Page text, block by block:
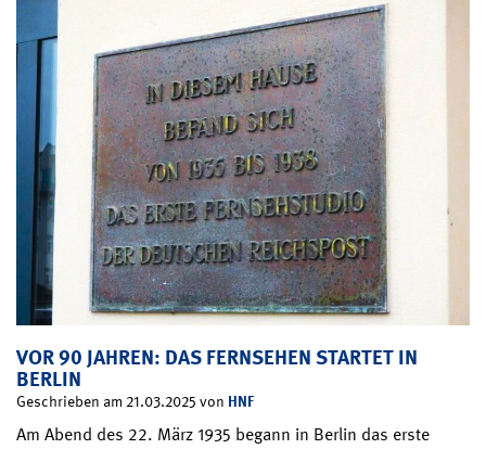
VOR 90 JAHREN: DAS FERNSEHEN STARTET IN
BERLIN
Geschrieben am 21.03.2025 von HNF
Am Abend des 22. März 1935 begann in Berlin das erste